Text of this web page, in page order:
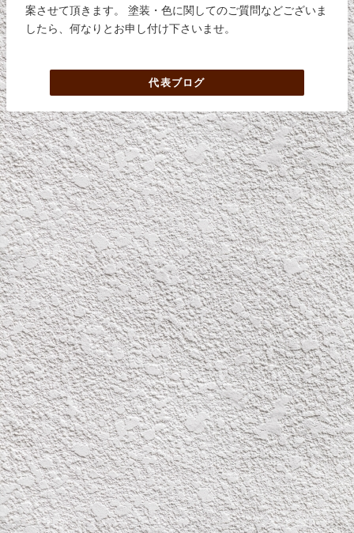
案させて頂きます。 塗装・色に関してのご質問などございま
したら、何なりとお申し付け下さいませ。
代表ブログ